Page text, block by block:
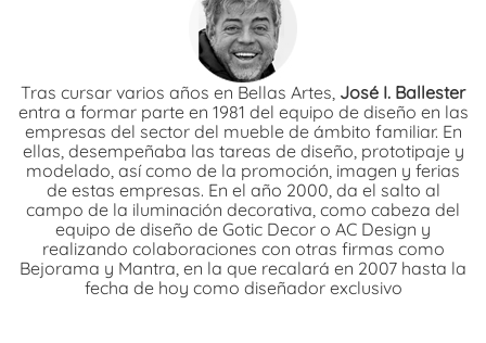
Tras cursar varios años en Bellas Artes, José I. Ballester
entra a formar parte en 1981 del equipo de diseño en las
empresas del sector del mueble de ámbito familiar. En
ellas, desempeñaba las tareas de diseño, prototipaje y
modelado, así como de la promoción, imagen y ferias
de estas empresas. En el año 2000, da el salto al
campo de la iluminación decorativa, como cabeza del
equipo de diseño de Gotic Decor o AC Design y
realizando colaboraciones con otras firmas como
Bejorama y Mantra, en la que recalará en 2007 hasta la
fecha de hoy como diseñador exclusivo